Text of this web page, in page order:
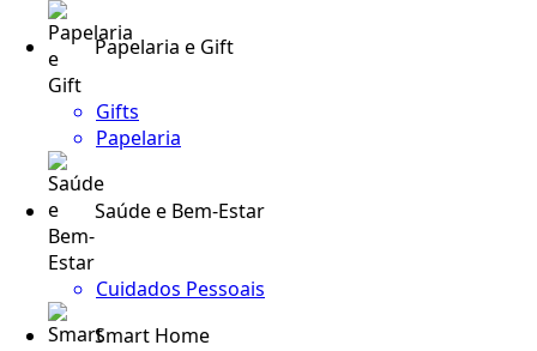
Papelaria e Gift
Gifts
Papelaria
Saúde e Bem-Estar
Cuidados Pessoais
Smart Home